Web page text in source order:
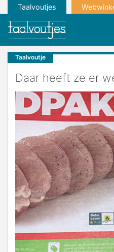
Taalvoutjes
Taalvoutje
Daar heeft ze er